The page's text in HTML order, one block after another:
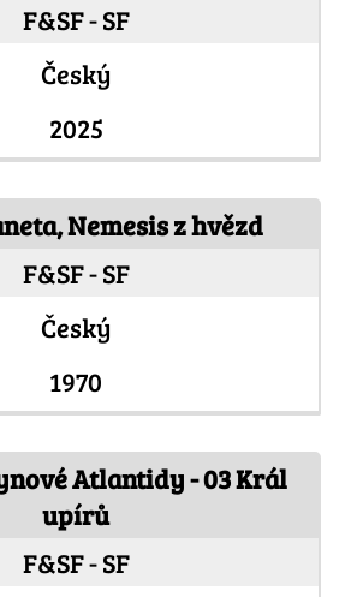
F&SF - SF
Český
2025
Nemesis z hvězd
F&SF - SF
Český
1970
Atlantidy - 03 Král
upírů
F&SF - SF